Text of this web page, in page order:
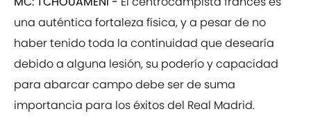
una auténtica fortaleza física, y a pesar de no
haber tenido toda la continuidad que desearía
debido a alguna lesión, su poderío y capacidad
para abarcar campo debe ser de suma
importancia para los éxitos del Real Madrid.